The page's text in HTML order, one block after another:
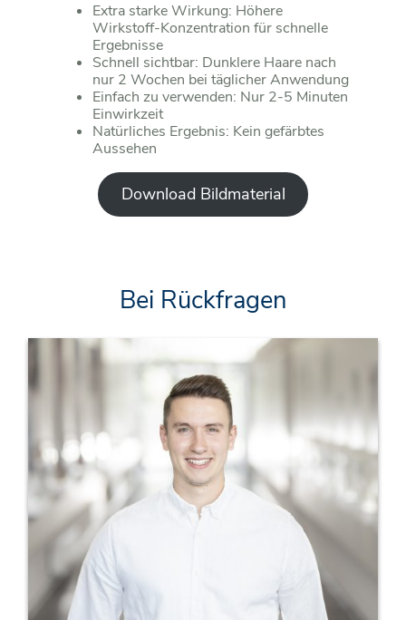
Extra starke Wirkung: Höhere
Wirkstoff-Konzentration für schnelle
Ergebnisse
Schnell sichtbar: Dunklere Haare nach
nur 2 Wochen bei täglicher Anwendung
Einfach zu verwenden: Nur 2-5 Minuten
Einwirkzeit
Natürliches Ergebnis: Kein gefärbtes
Aussehen
Download Bildmaterial
Bei Rückfragen